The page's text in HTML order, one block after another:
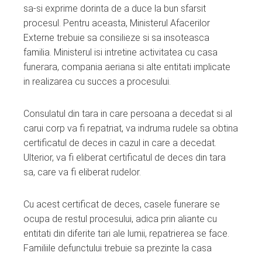
sa-si exprime dorinta de a duce la bun sfarsit
procesul. Pentru aceasta, Ministerul Afacerilor
Externe trebuie sa consilieze si sa insoteasca
familia. Ministerul isi intretine activitatea cu casa
funerara, compania aeriana si alte entitati implicate
in realizarea cu succes a procesului.
Consulatul din tara in care persoana a decedat si al
carui corp va fi repatriat, va indruma rudele sa obtina
certificatul de deces in cazul in care a decedat.
Ulterior, va fi eliberat certificatul de deces din tara
sa, care va fi eliberat rudelor.
Cu acest certificat de deces, casele funerare se
ocupa de restul procesului, adica prin aliante cu
entitati din diferite tari ale lumii, repatrierea se face.
Familiile defunctului trebuie sa prezinte la casa